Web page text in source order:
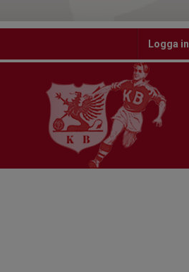
Logga in